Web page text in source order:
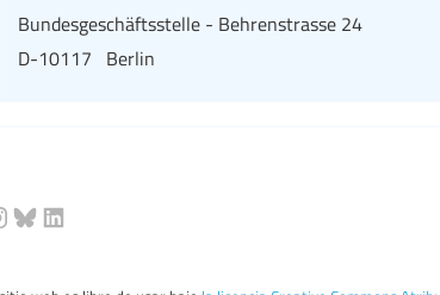
Bundesgeschäftsstelle - Behrenstrasse 24
D-10117 Berlin